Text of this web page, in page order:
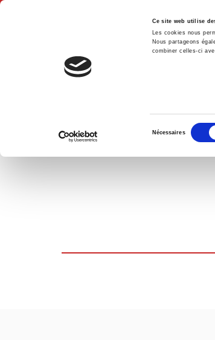
Ce site web utilise
Les cookies nous
Nous partageons
combiner celles-ci
consentement
Nécessaires
PANIER